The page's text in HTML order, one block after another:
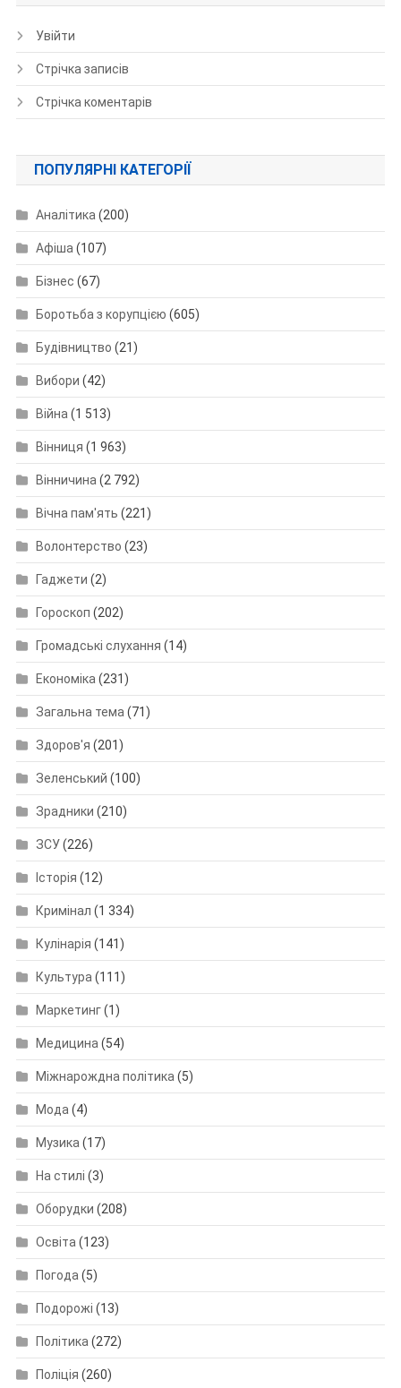
Увійти
Стрічка записів
Стрічка коментарів
ПОПУЛЯРНІ КАТЕГОРІЇ
Аналітика (200)
Афіша (107)
Бізнес (67)
Боротьба з корупцією (605)
Будівництво (21)
Вибори (42)
Війна (1 513)
Вінниця (1 963)
Вінничина (2 792)
Вічна пам'ять (221)
Волонтерство (23)
Гаджети (2)
Гороскоп (202)
Громадські слухання (14)
Економіка (231)
Загальна тема (71)
Здоров'я (201)
Зеленський (100)
Зрадники (210)
ЗСУ(226)
Історія (12)
Кримінал (1 334)
Кулінарія (141)
Культура (111)
Маркетинг(1)
Медицина (54)
Міжнарождна політика (5)
Мода (4)
Музика (17)
На стилі (3)
Оборудки (208)
Освіта (123)
Погода (5)
Подорожі (13)
Політика (272)
Поліція (260)